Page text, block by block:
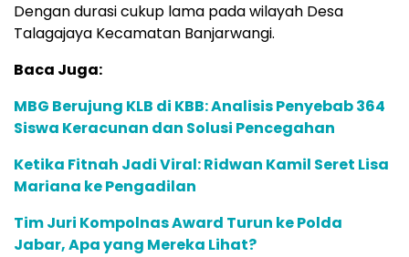
Dengan durasi cukup lama pada wilayah Desa
Talagajaya Kecamatan Banjarwangi.
Baca Juga:
MBG Berujung KLB di KBB: Analisis Penyebab 364
Siswa Keracunan dan Solusi Pencegahan
Ketika Fitnah Jadi Viral: Ridwan Kamil Seret Lisa
Mariana ke Pengadilan
Tim Juri Kompolnas Award Turun ke Polda
Jabar, Apa yang Mereka Lihat?